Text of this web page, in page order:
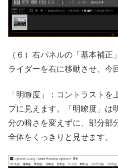
（６）右パネルの「基本補
ライダーを右に移動させ、今
「明瞭度」：コントラスト
プに見えます。「明瞭度」は
分の暗さを変えずに、部分部
全体をくっきりと見せます。